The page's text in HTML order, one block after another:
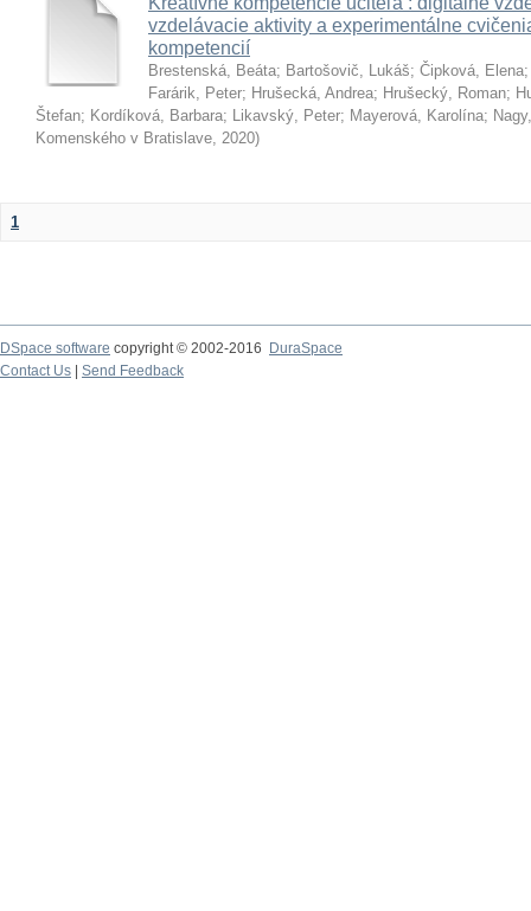
vzdelávacie aktivity a experimentálne
kompetencií
Brestenská, Beáta; Bartošovič, Lukáš; Čipková, Elena
Farárik, Peter; Hrušecká, Andrea; Hrušecký, Roman;
Štefan; Kordíková, Barbara; Likavský, Peter; Mayerová, Karolína;
Komenského v Bratislave, 2020)
1
DSpace software copyright © 2002-2016
DuraSpace
Contact Us
Send Feedback